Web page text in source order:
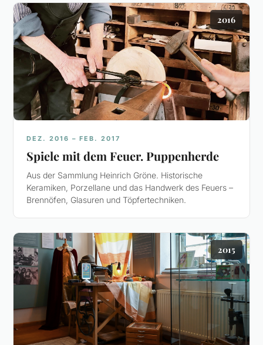
2016
DEZ. 2016 – FEB. 2017
Spiele mit dem Feuer. Puppenherde
Aus der Sammlung Heinrich Gröne. Historische
Keramiken, Porzellane und das Handwerk des Feuers –
Brennöfen, Glasuren und Töpfertechniken.
2015